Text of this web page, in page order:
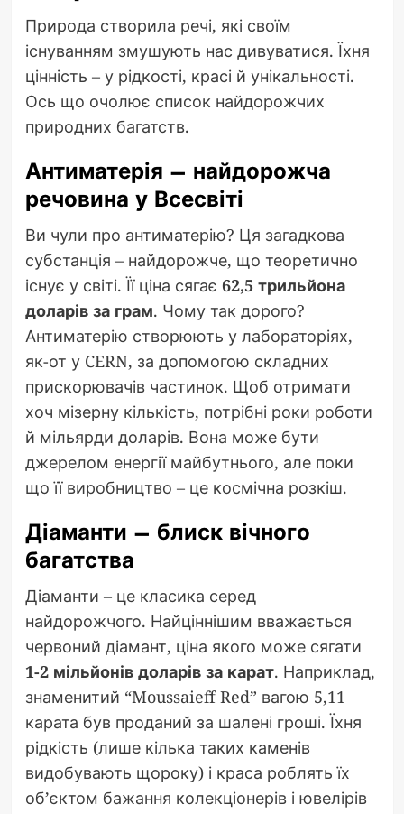
Природа створила речі, які своїм
існуванням змушують нас дивуватися. Їхня
цінність – у рідкості, красі й унікальності.
Ось що очолює список найдорожчих
природних багатств.
Антиматерія – найдорожча
речовина у Всесвіті
Ви чули про антиматерію? Ця загадкова
субстанція – найдорожче, що теоретично
існує у світі. Її ціна сягає 62,5 трильйона
доларів за грам. Чому так дорого?
Антиматерію створюють у лабораторіях,
як-от у CERN, за допомогою складних
прискорювачів частинок. Щоб отримати
хоч мізерну кількість, потрібні роки роботи
й мільярди доларів. Вона може бути
джерелом енергії майбутнього, але поки
що її виробництво – це космічна розкіш.
Діаманти – блиск вічного
багатства
Діаманти – це класика серед
найдорожчого. Найціннішим вважається
червоний діамант, ціна якого може сягати
1-2 мільйонів доларів за карат. Наприклад,
знаменитий “Moussaieff Red” вагою 5,11
карата був проданий за шалені гроші. Їхня
рідкість (лише кілька таких каменів
видобувають щороку) і краса роблять їх
об’єктом бажання колекціонерів і ювелірів